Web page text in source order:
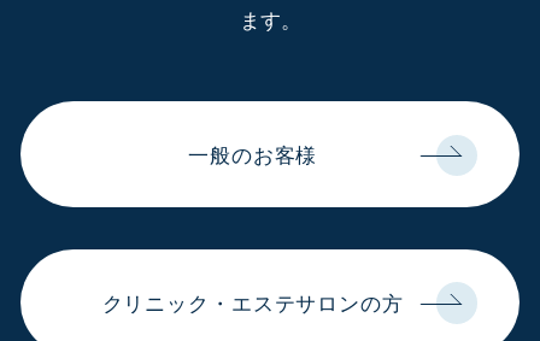
ます。
一般のお客様
クリニック・エステサロンの方